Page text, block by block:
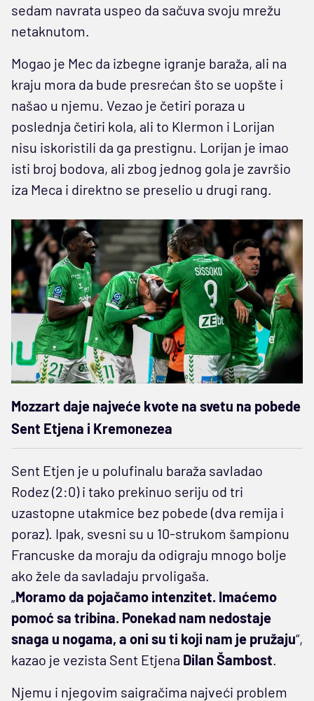
sedam navrata uspeo da sačuva svoju mrežu
netaknutom.
Mogao je Mec da izbegne igranje baraža, ali na
kraju mora da bude presrećan što se uopšte i
našao u njemu. Vezao je četiri poraza u
poslednja četiri kola, ali to Klermon i Lorijan
nisu iskoristili da ga prestignu. Lorijan je imao
isti broj bodova, ali zbog jednog gola je završio
iza Meca i direktno se preselio u drugi rang.
Mozzart daje najveće kvote na svetu na pobede
Sent Etjena i Kremonezea
Sent Etjen je u polufinalu baraža savladao
Rodez (2:0) i tako prekinuo seriju od tri
uzastopne utakmice bez pobede (dva remija i
poraz). Ipak, svesni su u 10-strukom šampionu
Francuske da moraju da odigraju mnogo bolje
ako žele da savladaju prvoligaša.
„Moramo da pojačamo intenzitet. Imaćemo
pomoć sa tribina. Ponekad nam nedostaje
snaga u nogama, a oni su ti koji nam je pružaju“,
kazao je vezista Sent Etjena Dilan Šambost
Njemu i njegovim saigračima najveći problem